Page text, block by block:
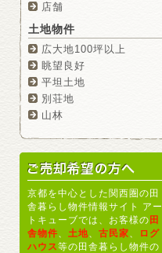
店舗
土地物件
広大地100坪以上
眺望良好
平坦土地
別荘地
山林
京都を中心とした関西圏の田
舎暮らし物件情報サイト アー
トキューブでは、お客様の田
舎物件
土地 古民家
ログ
ハウス等の田舎暮らし物件の